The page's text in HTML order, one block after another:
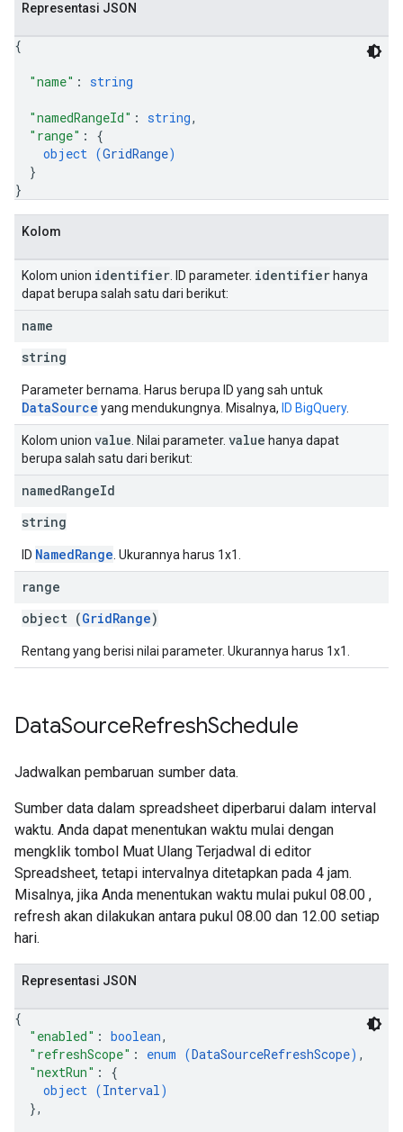
Representasi JSON
{
"name" : string
"namedRangeId" : string,
"range" : {
object (GridRange)
}
}
Kolom
Kolom union identifier . ID parameter. identifier hanya
dapat berupa salah satu dari berikut:
name
string
Parameter bernama. Harus berupa ID yang sah untuk
DataSource yang mendukungnya. Misalnya, ID BigQuery.
Kolom union value . Nilai parameter. value hanya dapat
berupa salah satu dari berikut:
namedRangeId
string
ID NamedRange . Ukurannya harus 1x1.
range
object (GridRange)
Rentang yang berisi nilai parameter. Ukurannya harus 1x1.
DataSourceRefreshSchedule
Jadwalkan pembaruan sumber data.
Sumber data dalam spreadsheet diperbarui dalam interval
waktu. Anda dapat menentukan waktu mulai dengan
mengklik tombol Muat Ulang Terjadwal di editor
Spreadsheet, tetapi intervalnya ditetapkan pada 4 jam.
Misalnya, jika Anda menentukan waktu mulai pukul 08.00 ,
refresh akan dilakukan antara pukul 08.00 dan 12.00 setiap
hari.
Representasi JSON
{
"enabled" : boolean,
"refreshScope" : enum (DataSourceRefreshScope) ,
"nextRun" : {
object (Interval)
},